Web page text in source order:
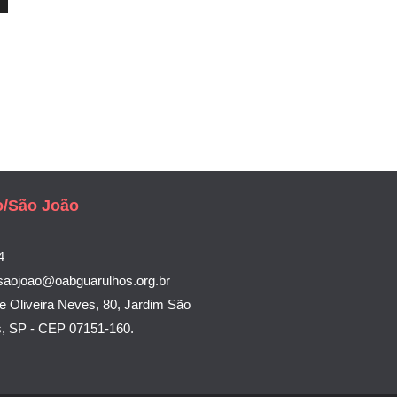
São João
Oliveira Neves, 80, Jardim São
SP - CEP 07151-160.